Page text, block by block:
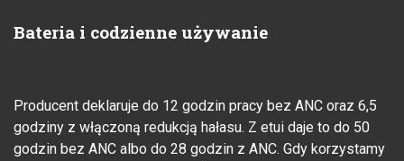
Bateria i codzienne używanie
Producent deklaruje do 12 godzin pracy bez ANC oraz 6,5
godziny z włączoną redukcją hałasu. Z etui daje to do 50
godzin bez ANC albo do 28 godzin z ANC. Gdy korzystamy